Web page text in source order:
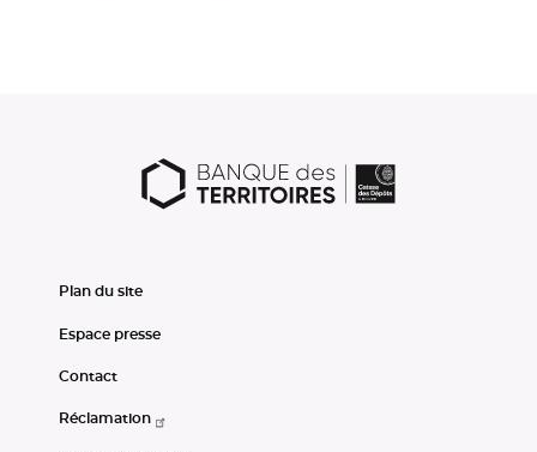
Plan du site
Espace presse
Contact
Réclamation